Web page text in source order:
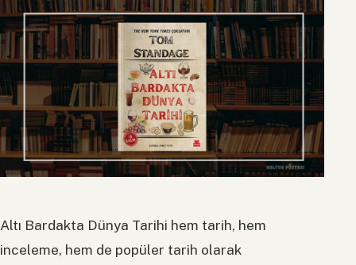
Altı Bardakta Dünya Tarihi hem tarih, hem
inceleme, hem de popüler tarih olarak